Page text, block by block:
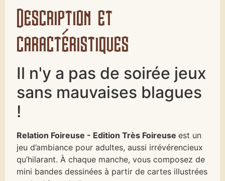
Description et
caractéristiques
Il n'y a pas de soirée jeux
sans mauvaises blagues
!
Relation Foireuse - Edition Très Foireuseest un
jeu d’ambiance pour adultes, aussi irrévérencieux
qu’hilarant. À chaque manche, vous composez de
mini bandes dessinées à partir de cartes illustrées